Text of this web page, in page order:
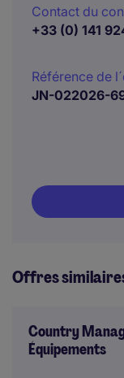
Contact du
+33 (0) 141
Référence de
JN-022026-
Offres
Country
Équipements